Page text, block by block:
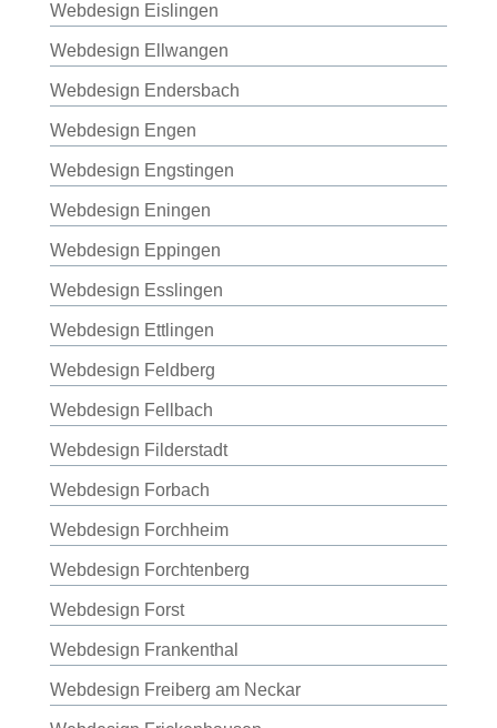
Webdesign Eislingen
Webdesign Ellwangen
Webdesign Endersbach
Webdesign Engen
Webdesign Engstingen
Webdesign Eningen
Webdesign Eppingen
Webdesign Esslingen
Webdesign Ettlingen
Webdesign Feldberg
Webdesign Fellbach
Webdesign Filderstadt
Webdesign Forbach
Webdesign Forchheim
Webdesign Forchtenberg
Webdesign Forst
Webdesign Frankenthal
Webdesign Freiberg am Neckar